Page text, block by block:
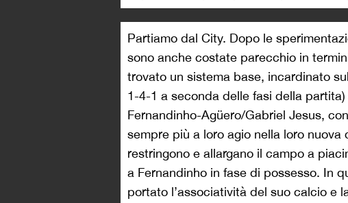
Partiamo dal City. Dopo le
sono anche costate parecchio in
trovato un sistema base, incardinato
1-4-1 a seconda delle fasi della
Fernandinho-Agüero/Gabriel Jesus, con
sempre più a loro agio nella loro nuova
restringono e allargano il campo a
a Fernandinho in fase di possesso. In
portato l’associatività del suo calcio e